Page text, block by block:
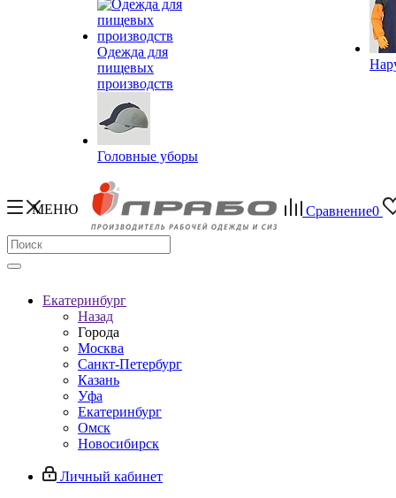
Одежда для
пищевых
производств
Головные уборы
МЕНЮ Сравнение0
Екатеринбург
Назад
Города
Москва
Санкт-Петербург
Казань
Уфа
Екатеринбург
Омск
Новосибирск
Личный кабинет